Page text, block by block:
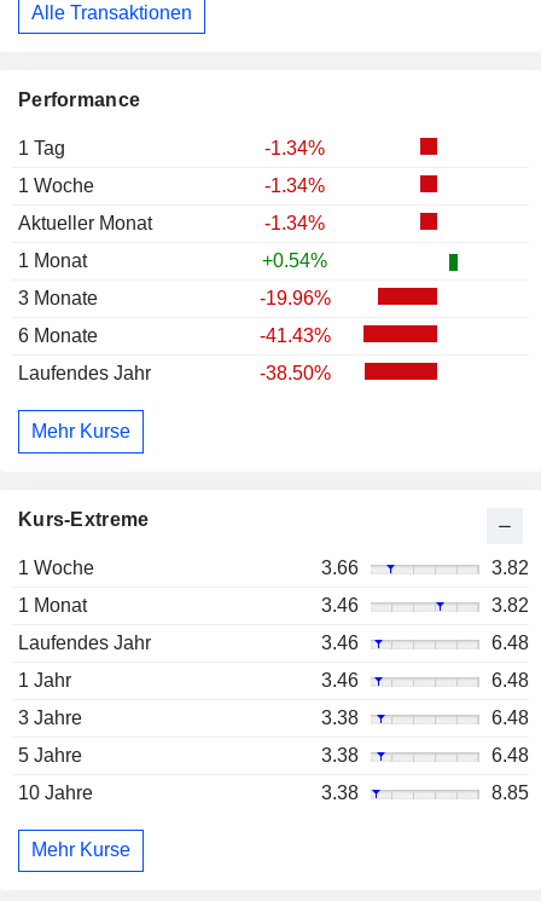
Performance
1 Tag
-1.34%
1 Woche
-1.34%
Aktueller Monat
-1.34%
1 Monat
+0.54%
3 Monate
-19.96%
6 Monate
-41.43%
Laufendes Jahr
-38.50%
Mehr Kurse
Kurs-Extreme
1 Woche 3.66
3.82
1 Monat
3.46
3.82
Laufendes Jahr
3.46
6.48
1 Jahr
3.46
6.48
3 Jahre
3.38
6.48
5 Jahre
3.38
6.48
10 Jahre
3.38 8.85
Mehr Kurse
Alle Transaktionen